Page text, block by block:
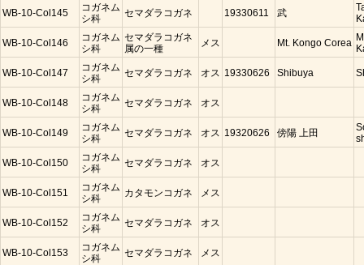
WB-10-Col145
コガネム
シ科
セマダラコガネ 19330611 武
WB-10-Col146
コガネム
シ科
セマダラコガネ
属の一種
メス Mt. Kongo Corea
WB-10-Col147
コガネム
シ科
セマダラコガネ オス 19330626 Shibuya
WB-10-Col148
コガネム
シ科
セマダラコガネ オス
WB-10-Col149
コガネム
シ科
セマダラコガネ オス 19320626 傍陽 上田
WB-10-Col150
コガネム
シ科
セマダラコガネ オス
WB-10-Col151
コガネム
シ科
カタモンコガネ メス
WB-10-Col152
コガネム
シ科
セマダラコガネ オス
WB-10-Col153
コガネム
シ科
セマダラコガネ メス